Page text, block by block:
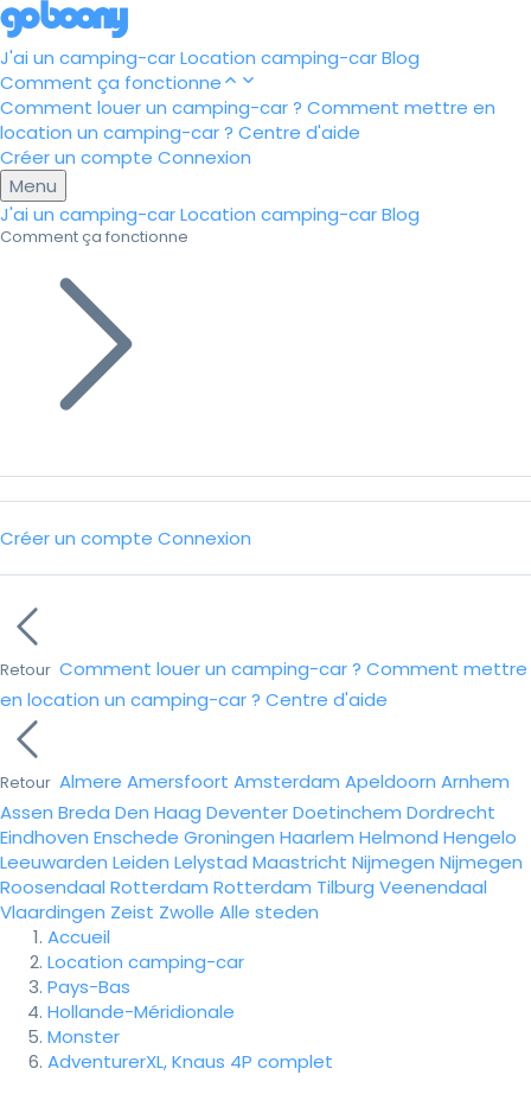
J'ai un camping-carLocation camping-carBlog
Comment ça fonctionne
Comment louer un camping-car ? Comment mettre en
location un camping-car ? Centre d'aide
Créer un compte Connexion
Menu
J'ai un camping-carLocation camping-carBlog
Comment ça fonctionne
Créer un compte Connexion
Retour Comment louer un camping-car ? Comment mettre
en location un camping-car ? Centre d'aide
Retour Almere Amersfoort Amsterdam Apeldoorn Arnhem
Assen Breda Den Haag DeventerDoetinchem Dordrecht
Eindhoven Enschede Groningen Haarlem Helmond Hengelo
Leeuwarden Leiden Lelystad Maastricht Nijmegen Nijmegen
Roosendaal Rotterdam Rotterdam Tilburg Veenendaal
Vlaardingen Zeist Zwolle Alle steden
Accueil
Location camping-car
Pays-Bas
Hollande-Méridionale
Monster
AdventurerXL, Knaus 4P complet